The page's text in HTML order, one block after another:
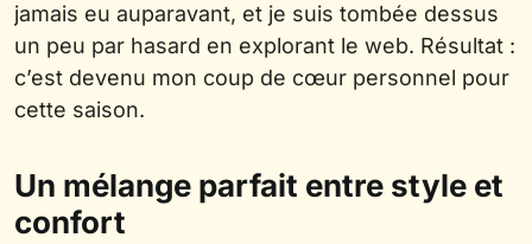
jamais eu auparavant, et je suis tombée dessus
un peu par hasard en explorant le web. Résultat :
c’est devenu mon coup de cœur personnel pour
cette saison.
Un mélange parfait entre style et
confort